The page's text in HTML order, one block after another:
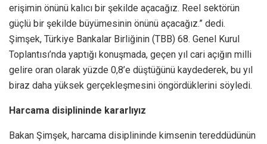
erişimin önünü kalıcı bir şekilde açacağız. Reel sektörün
güçlü bir şekilde büyümesinin önünü açacağız.” dedi.
Şimşek, Türkiye Bankalar Birliğinin (TBB) 68. Genel Kurul
Toplantısı’nda yaptığı konuşmada, geçen yıl cari açığın milli
gelire oran olarak yüzde 0,8’e düştüğünü kaydederek, bu yıl
biraz daha yüksek gerçekleşmesini öngördüklerini söyledi.
Harcama disiplininde kararlıyız
Bakan Şimşek, harcama disiplininde kimsenin tereddüdünün